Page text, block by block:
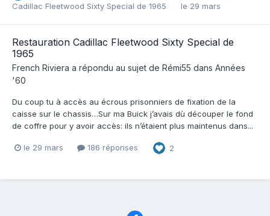
Cadillac Fleetwood Sixty Special de 1965
le 29 mars
Restauration Cadillac Fleetwood Sixty Special de
1965
French Riviera a répondu au sujet de Rémi55 dans Années
'60
Du coup tu à accès au écrous prisonniers de fixation de la
caisse sur le chassis…Sur ma Buick j’avais dù découper le fond
de coffre pour y avoir accès: ils n’étaient plus maintenus dans...
le 29 mars 186 réponses 2